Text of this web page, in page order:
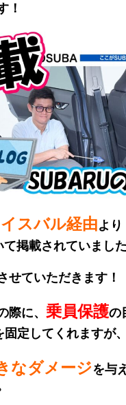
！
スバル経由より
て掲載されていまし
せていただきます！
に、 乗員保護の
固定してくれますが、
なダメージを与